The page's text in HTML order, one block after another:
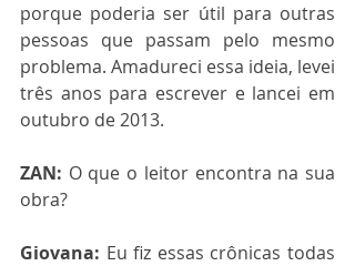
porque poderia ser útil para outras
pessoas que passam pelo mesmo
problema. Amadureci essa ideia, levei
três anos para escrever e lancei em
outubro de 2013.
ZAN: O que o leitor encontra na sua
obra?
Giovana: Eu fiz essas crônicas todas